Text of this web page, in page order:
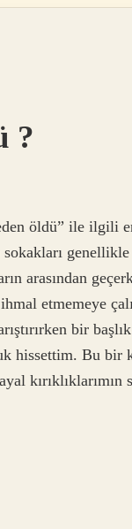
?
öldü” ile ilgili
arasından
etmemeye
bir
Bu bir